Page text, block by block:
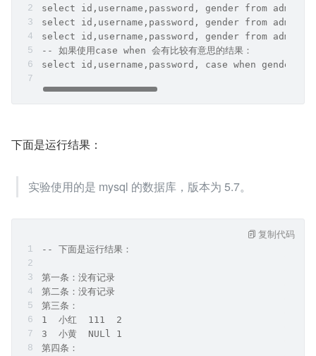
select id,username,password, gender from
select id,username,password, gender from
select id,username,password, gender from
-- 如果使用case when 会有比较有意思的结果：
select id,username,password, case when gender
下面是运行结果：
实验使用的是 mysql 的数据库，版本为 5.7。
-- 下面是运行结果：
第一条：没有记录
第二条：没有记录
第三条：
1  小红  111  2
3  小黄  NULl 1
第四条：
复制代码